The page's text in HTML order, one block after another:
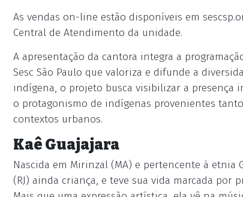
As vendas on-line estão disponíveis em
Central de Atendimento da unidade.
A apresentação da cantora integra a
Sesc São Paulo que valoriza e difunde a
indígena, o projeto busca visibilizar a presença
o protagonismo de indígenas provenientes
contextos urbanos.
Kaê Guajajara
Nascida em Mirinzal (MA) e pertencente à etnia
(RJ) ainda criança, e teve sua vida marcada por